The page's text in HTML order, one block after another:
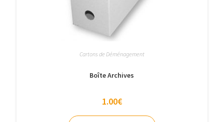
Cartons de Déménagement
Boîte Archives
1.00€